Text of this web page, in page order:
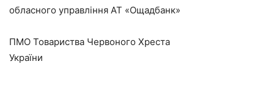
обласного управління АТ «Ощадбанк»
ПМО Товариства Червоного Хреста
України